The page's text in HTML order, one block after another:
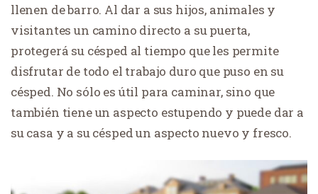
llenen de barro. Al dar a sus hijos, animales y
visitantes un camino directo a su puerta,
protegerá su césped al tiempo que les permite
disfrutar de todo el trabajo duro que puso en su
césped. No sólo es útil para caminar, sino que
también tiene un aspecto estupendo y puede dar a
su casa y a su césped un aspecto nuevo y fresco.